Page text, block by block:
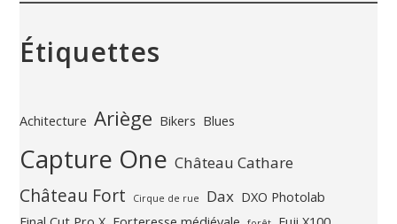
Étiquettes
Achitecture Ariège Bikers Blues
Capture One Château Cathare
Château Fort Cirque de rue Dax DXO Photolab